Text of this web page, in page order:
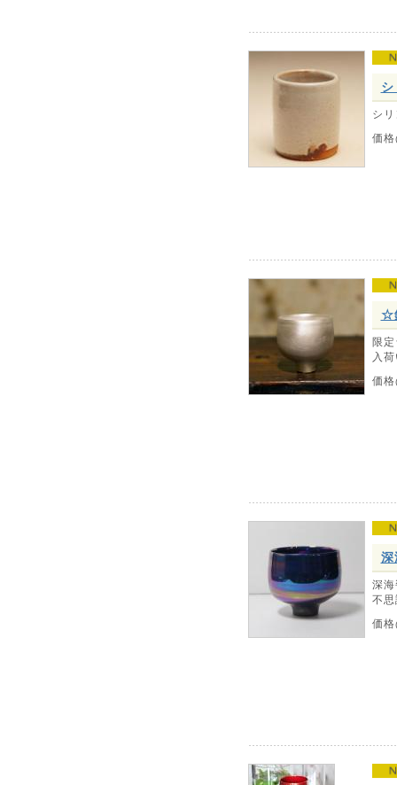
シ
価格
☆
限
入
価格
深
不
価格